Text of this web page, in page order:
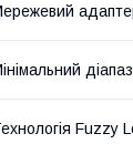
Fuzzy